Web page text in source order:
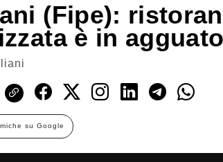
(Fipe):
è in
su Google